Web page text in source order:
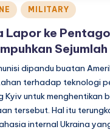
MILITARY
Lapor ke
dipandu buatan
terhadap teknologi
Kyiv untuk menghentikan
tersebut. Hal itu
internal Ukraina